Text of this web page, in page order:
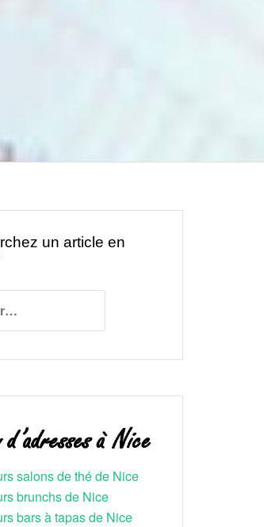
un article en
salons de thé de Nice
brunchs de Nice
bars à tapas de Nice